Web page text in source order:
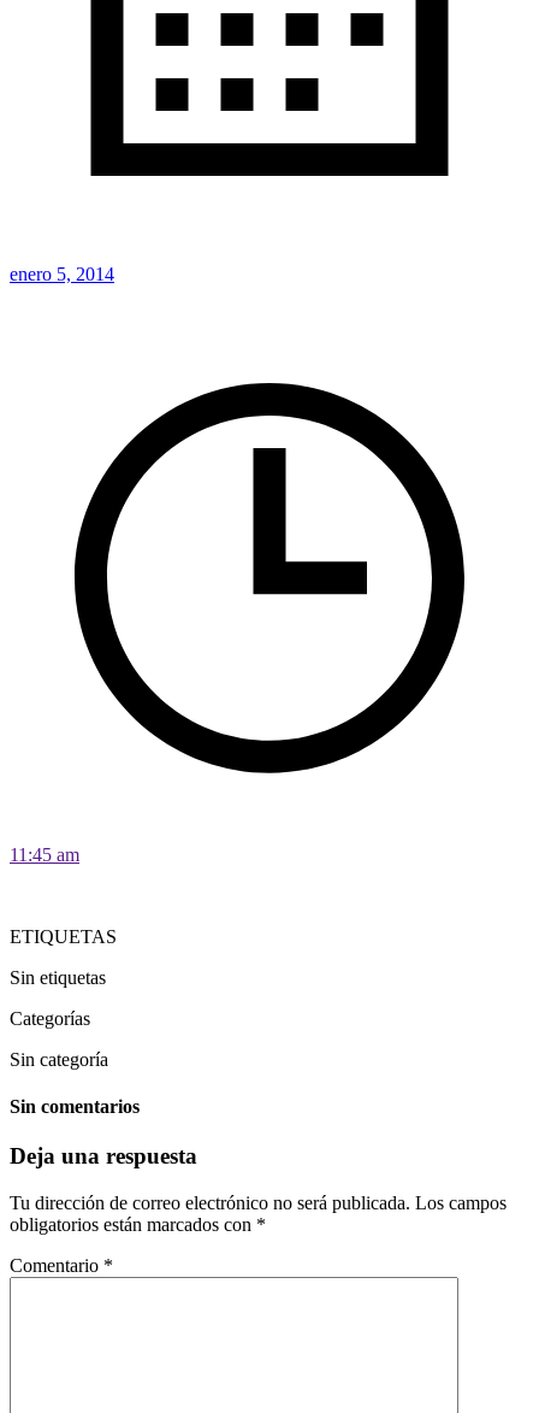
enero 5, 2014
11:45 am
ETIQUETAS
Sin etiquetas
Categorías
Sin categoría
Sin comentarios
Deja una respuesta
Tu dirección de correo electrónico no será publicada. Los campos
obligatorios están marcados con *
Comentario *